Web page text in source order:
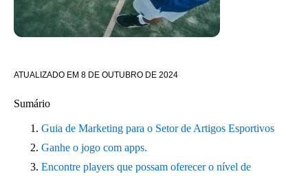
ATUALIZADO EM 8 DE OUTUBRO DE 2024
Sumário
Guia de Marketing para o Setor de Artigos Esportivos
Ganhe o jogo com apps.
Encontre players que possam oferecer o nível de